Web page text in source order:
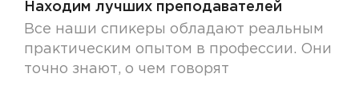
Находим лучших преподавателей
Все наши спикеры обладают реальным
практическим опытом в профессии. Они
точно знают, о чем говорят